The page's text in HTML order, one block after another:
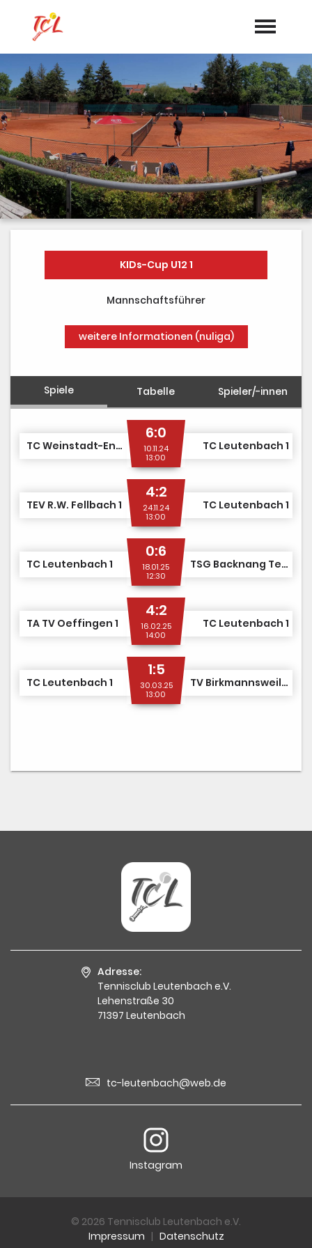
Startseite
Aktuelles
Termine
Vorstand
Dokumente
Sponsoren
Mannschaften
"Jetzt Mitglied werden"
KIDs-Cup U12 1
Mannschaftsführer
weitere Informationen (nuliga)
Spiele Tabelle Spieler/-innen
TC Weinstadt-Endersbach 1
6:0
10.11.24
13:00
TC Leutenbach 1
TEV R.W. Fellbach 1
4:2
24.11.24
13:00
TC Leutenbach 1
TC Leutenbach 1
0:6
18.01.25
12:30
TSG Backnang Tennis 1
TA TV Oeffingen 1
4:2
16.02.25
14:00
TC Leutenbach 1
TC Leutenbach 1
1:5
30.03.25
13:00
TV Birkmannsweiler 1
Adresse:
Tennisclub Leutenbach e.V.
Lehenstraße 30
71397 Leutenbach
tc-leutenbach@web.de
Instagram
© 2026 Tennisclub Leutenbach e.V.
Impressum | Datenschutz